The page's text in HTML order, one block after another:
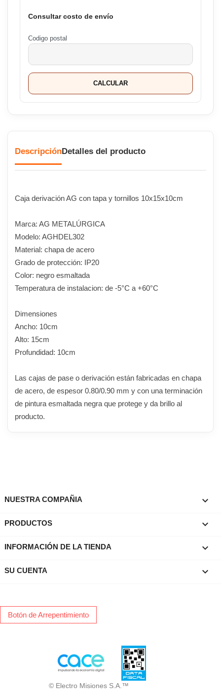
Consultar costo de envío
Codigo postal
CALCULAR
DescripciónDetalles del producto
Caja derivación AG con tapa y tornillos 10x15x10cm
Marca: AG METALÚRGICA
Modelo: AGHDEL302
Material: chapa de acero
Grado de protección: IP20
Color: negro esmaltada
Temperatura de instalacion: de -5°C a +60°C
Dimensiones
Ancho: 10cm
Alto: 15cm
Profundidad: 10cm
Las cajas de pase o derivación están fabricadas en chapa
de acero, de espesor 0.80/0.90 mm y con una terminación
de pintura esmaltada negra que protege y da brillo al
producto.
NUESTRA COMPAÑIA 
PRODUCTOS 
INFORMACIÓN DE LA TIENDA keyboard_arrow_down
SU CUENTA 
Botón de Arrepentimiento
© Electro Misiones S.A.™